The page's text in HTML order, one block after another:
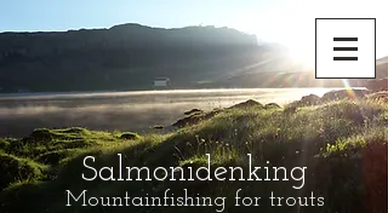
Salmonidenking
Mountainfishing for trouts